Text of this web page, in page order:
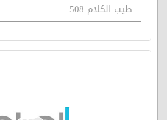
طيب الكلام 508